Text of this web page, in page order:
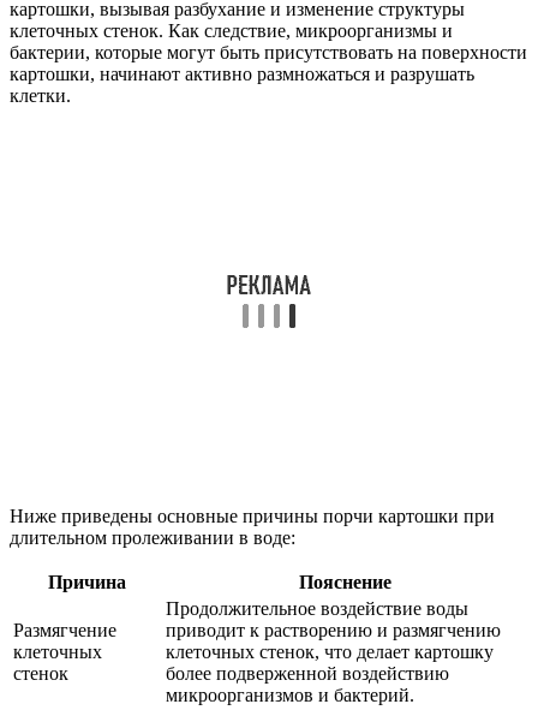
картошки, вызывая разбухание и изменение структуры
клеточных стенок. Как следствие, микроорганизмы и
бактерии, которые могут быть присутствовать на поверхности
картошки, начинают активно размножаться и разрушать
клетки.
Ниже приведены основные причины порчи картошки при
длительном пролеживании в воде:
Причина Пояснение
Размягчение
клеточных
стенок
Продолжительное воздействие воды
приводит к растворению и размягчению
клеточных стенок, что делает картошку
более подверженной воздействию
микроорганизмов и бактерий.